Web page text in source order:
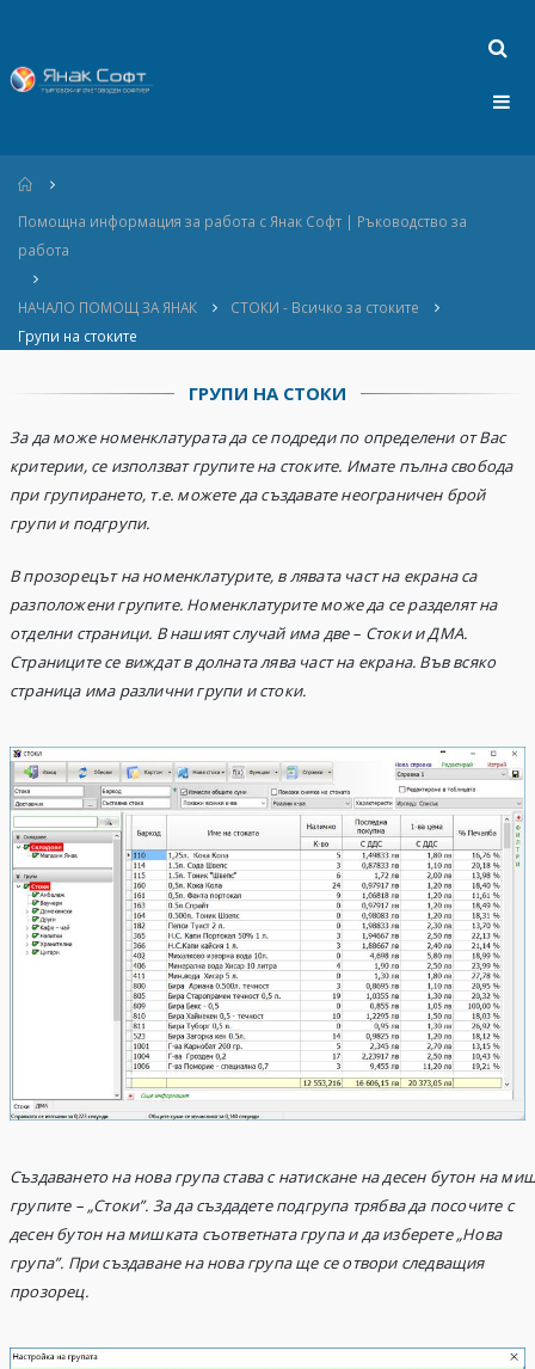
Home
Помощна информация за работа с Янак Софт | Ръководство за
работа
НАЧАЛО ПОМОЩ ЗА ЯНАК
СТОКИ - Всичко за стоките
Групи на стоките
ГРУПИ НА СТОКИ
За да може номенклатурата да се подреди по определени от Вас
критерии, се използват групите на стоките. Имате пълна свобода
при групирането, т.е. можете да създавате неограничен брой
групи и подгрупи.
В прозорецът на номенклатурите, в лявата част на екрана са
разположени групите. Номенклатурите може да се разделят на
отделни страници. В нашият случай има две – Стоки и ДМА.
Страниците се виждат в долната лява част на екрана. Във всяко
страница има различни групи и стоки.
Създаванетона нова група става с натискане на десен бутон на
групите – „Стоки”. За да създадете подгрупа трябва да посочите с
десен бутон на мишката съответната група и да изберете „Нова
група”. При създаване на нова група ще се отвори следващия
прозорец.